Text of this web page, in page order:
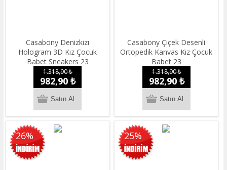
Casabony Denizkızı
Hologram 3D Kız Çocuk
Babet Sneakers 23
1.318,90 ₺
982,90 ₺
Casabony Çiçek Desenli
Ortopedik Kanvas Kız Çocuk
Babet 23
1.318,90 ₺
982,90 ₺
26% 25%